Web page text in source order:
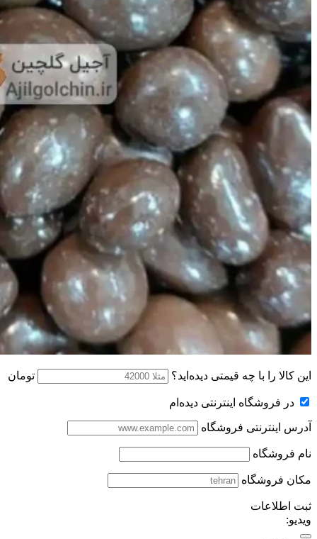
این کالا را با چه قیمتی دیده‌اید؟ تومان
در فروشگاه اینترنتی دیده‌ام
آدرس اینترنتی فروشگاه
نام فروشگاه
مکان فروشگاه
ثبت اطلاعات
ویدیو: